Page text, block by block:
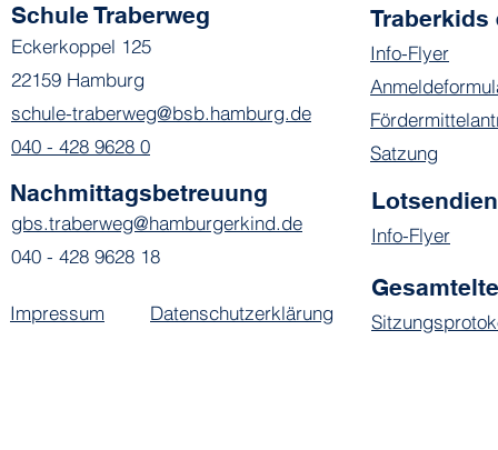
Lauter Lieblingsmomente
Hier spielt
Schule Traberweg
Eckerkoppel 125
22159 Hamburg
schule-traberweg@bsb.hamburg.de
040 - 428 9628 0
Nachmittagsbetreuung
gbs.traberweg@hamburgerkind.de
040 - 428 9628 18
Impressum Datenschutzerklärung
Traberkids
Info-Flyer
Satzung
Info-Flyer